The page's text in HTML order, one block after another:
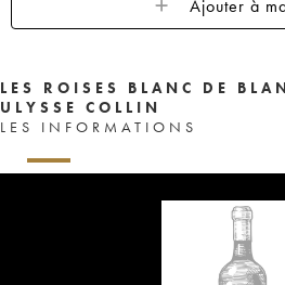
Ajouter à
LES ROISES BLANC DE
ULYSSE COLLIN
LES INFORMATIONS